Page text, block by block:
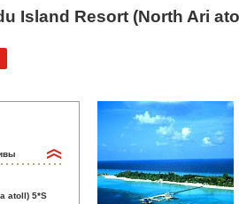
Island Resort (North Ari
atoll) 5*S